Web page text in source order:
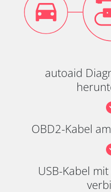
autoaid
OBD2-Kabel
USB-Kabel